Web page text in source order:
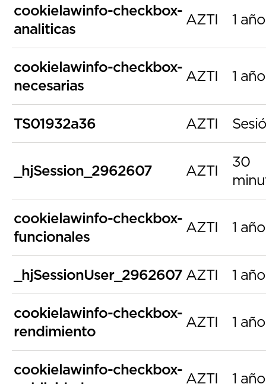
cookielawinfo-checkbox-
analiticas
AZTI 1 año
cookielawinfo-checkbox-
necesarias
AZTI 1 año
TS01932a36 AZTI
_hjSession_2962607 AZTI
30
cookielawinfo-checkbox-
funcionales
AZTI 1 año
_hjSessionUser_2962607 AZTI 1 año
cookielawinfo-checkbox-
rendimiento
AZTI 1 año
cookielawinfo-checkbox- AZTI 1 año